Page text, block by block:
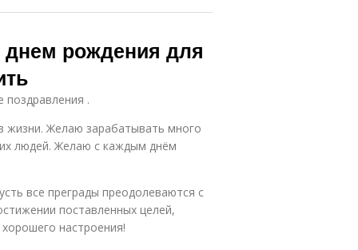
днем рождения для
поздравления .
Желаю зарабатывать много
людей. Желаю с каждым днём
все преграды преодолеваются с
поставленных целей,
настроения!